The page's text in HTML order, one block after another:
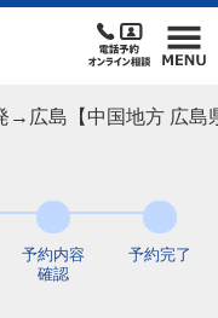
→広島【中国地方 広島
予約内容
確認
予約完了